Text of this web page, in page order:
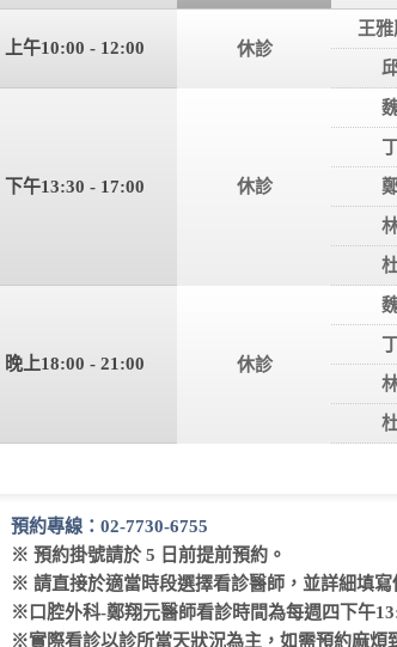
上午10:00 - 12:00 休診
王
下午13:30 - 17:00 休診
晚上18:00 - 21:00 休診
預約專線：02-7730-6755
※ 預約掛號請於 5 日前提前預約。
※ 請直接於適當時段選擇看診醫師，並詳細填寫
※口腔外科-鄭翔元醫師看診時間為每週四下午
※實際看診以診所當天狀況為主，如需預約麻煩